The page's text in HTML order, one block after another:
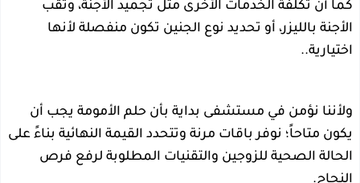
كما أن تكلفة الخدمات الأخرى مثل تجميد الأجنة، وثقب
الأجنة بالليزر، أو تحديد نوع الجنين تكون منفصلة لأنها
اختيارية..
ولأننا نؤمن في مستشفى بداية بأن حلم الأمومة يجب أن
يكون متاحاً؛ نوفر باقات مرنة وتتحدد القيمة النهائية بناءً على
الحالة الصحية للزوجين والتقنيات المطلوبة لرفع فرص
النجاح.